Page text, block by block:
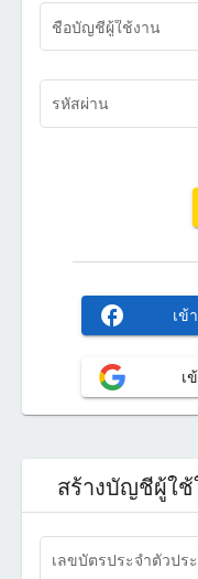
ชื่อบัญชีผู้ใช้งาน
รหัสผ่าน
facebook เข้
เ
สร้างบัญชีผู้ใช้
เลขบัตรประจำตัวปร